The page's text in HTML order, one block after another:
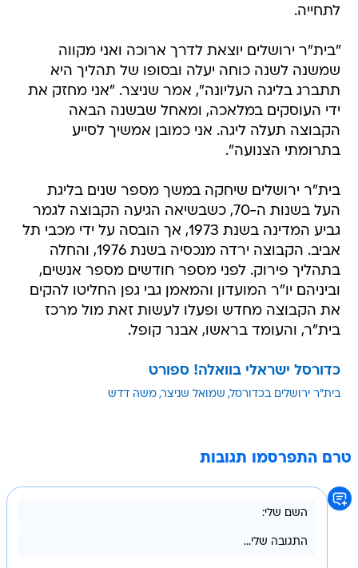
לתחייה.
"בית"ר ירושלים יוצאת לדרך ארוכה ואני מקווה
שמשנה לשנה כוחה יעלה ובסופו של תהליך היא
תתברג בליגה העליונה", אמר שניצר. "אני מחזק את
ידי העוסקים במלאכה, ומאחל שבשנה הבאה
הקבוצה תעלה ליגה. אני כמובן אמשיך לסייע
בתרומתי הצנועה".
בית"ר ירושלים שיחקה במשך מספר שנים בליגת
העל בשנות ה-70, כשבשיאה הגיעה הקבוצה לגמר
גביע המדינה בשנת 1973, אך הובסה על ידי מכבי תל
אביב. הקבוצה ירדה מנכסיה בשנת 1976, והחלה
בתהליך פירוק. לפני מספר חודשים מספר אנשים,
וביניהם יו"ר המועדון והמאמן גבי גפן החליטו להקים
את הקבוצה מחדש ופעלו לעשות זאת מול מרכז
בית"ר, והעומד בראשו, אבנר קופל.
כדורסל ישראלי בוואלה! ספורט
בית"ר ירושלים בכדורסל שמואל שניצר משה דדש
טרם התפרסמו תגובות